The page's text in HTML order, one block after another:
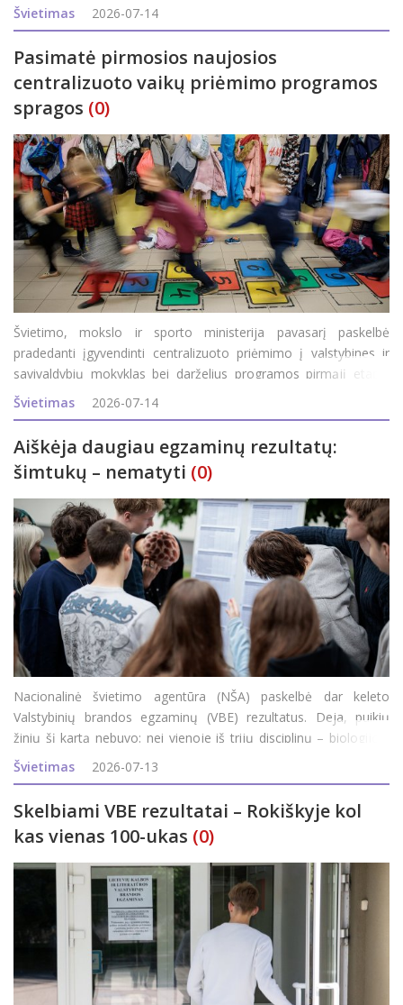
trys šimtukai. Rokiškio rajono savivaldybės administracijos
Švietimo ir
Švietimas 2026-07-14
Pasimatė pirmosios naujosios
centralizuoto vaikų priėmimo programos
spragos (0)
Švietimo, mokslo ir sporto ministerija pavasarį paskelbė
pradedanti įgyvendinti centralizuoto priėmimo į valstybines ir
savivaldybių mokyklas bei darželius programos pirmąjį etapą.
Jame dalyvauja 24-ios šalies savivaldybės (jų sąraše – ir
Rokiškis), kurių gyventojai
Švietimas 2026-07-14
Aiškėja daugiau egzaminų rezultatų:
šimtukų – nematyti (0)
Nacionalinė švietimo agentūra (NŠA) paskelbė dar keleto
Valstybinių brandos egzaminų (VBE) rezultatus. Deja, puikių
žinių šį kartą nebuvo: nei vienoje iš trijų disciplinų – biologijos,
geografijos, verslumo ir ekonomikos – maksimalaus (100)
egzamino balo Roki&
Švietimas 2026-07-13
Skelbiami VBE rezultatai – Rokiškyje kol
kas vienas 100-ukas (0)